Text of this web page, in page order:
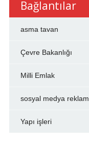
Bağlantılar
asma tavan
Çevre Bakanlığı
Milli Emlak
sosyal medya reklam
Yapı işleri